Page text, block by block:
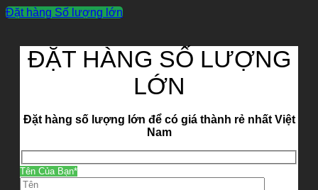
Đặt hàng Số lượng lớn
ĐẶT HÀNG SỐ LƯỢNG
LỚN
Đặt hàng số lượng lớn để có giá thành rẻ nhất Việt
Nam
Tên Của Bạn*